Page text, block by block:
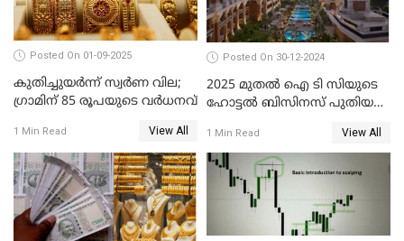
Posted On 01-09-2025
കുതിച്ചുയർന്ന് സ്വർണ വില;
ഗ്രാമിന് 85 രൂപയുടെ വർധനവ്
1 Min Read View All
Posted On 30-12-2024
2025 മുതൽ ഐ ടി സിയുടെ
ഹോട്ടൽ ബിസിനസ് പുതിയ
ഉടമകൾ അറിയേണ്ട
കാര്യങ്ങൾ
1 Min Read View All